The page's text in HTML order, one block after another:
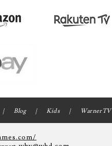
Blog Kids WarnerTV